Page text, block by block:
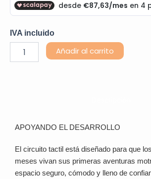
IVA incluido
Circuito
Tactil
Añadir al carrito
APOYANDO EL DESARROLLO
El circuito tactil está diseñado para que
meses vivan sus primeras aventuras
espacio seguro, cómodo y lleno de